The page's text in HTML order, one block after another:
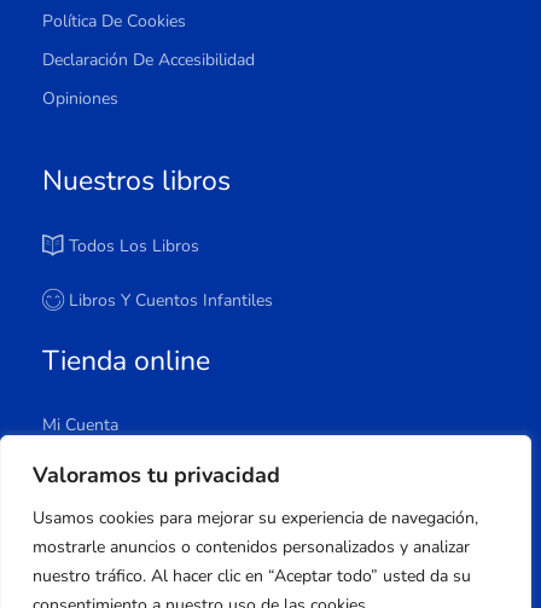
Valoramos tu privacidad
Usamos cookies para mejorar su experiencia de navegación,
mostrarle anuncios o contenidos personalizados y analizar
nuestro tráfico. Al hacer clic en “Aceptar todo” usted da su
Política De Cookies
Declaración De Accesibilidad
Opiniones
Nuestros libros
Todos Los Libros
Libros Y Cuentos Infantiles
Tienda online
Mi Cuenta
Carrito
Lista De Deseos